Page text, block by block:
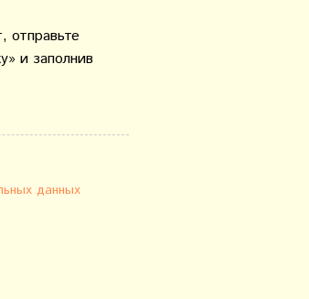
отправьте
и заполнив
данных